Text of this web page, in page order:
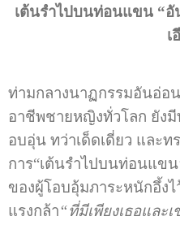
เต้นรำไปบนท่อนแขน “อั
เ
ท่ามกลางนาฏกรรมอันอ่อ
อาชีพชายหญิงทั่วโลก ยัง
อบอุ่น ทว่าเด็ดเดี่ยว และท
การ“เต้นรำไปบนท่อนแข
ของผู้โอบอุ้มภาระหนักอึ้ง
แรงกล้า“ที่มีเพียงเธอและ